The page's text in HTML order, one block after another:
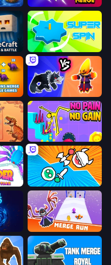
Blade Merge
CubeCraft: Merge & Battle Super Spin
Dragons Merge: Battle Games Merge Battle Tactics
Dinosaurs Merge Master No Pain No Gain - Ragdoll Sandbox
Spider Evolution: Runner Game Merge Knights!
Merge Run